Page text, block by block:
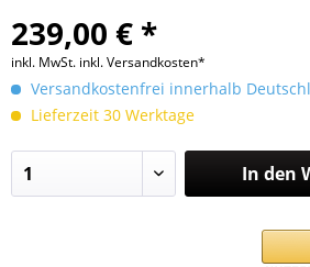
239,00 € *
inkl. MwSt. inkl. Versandkosten*
Versandkostenfrei innerhalb
Lieferzeit 30 Werktage
In den